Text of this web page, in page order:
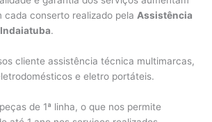
cada conserto realizado pela Assistência
.
cliente assistência técnica multimarcas,
e eletro portáteis.
de 1ª linha, o que nos permite